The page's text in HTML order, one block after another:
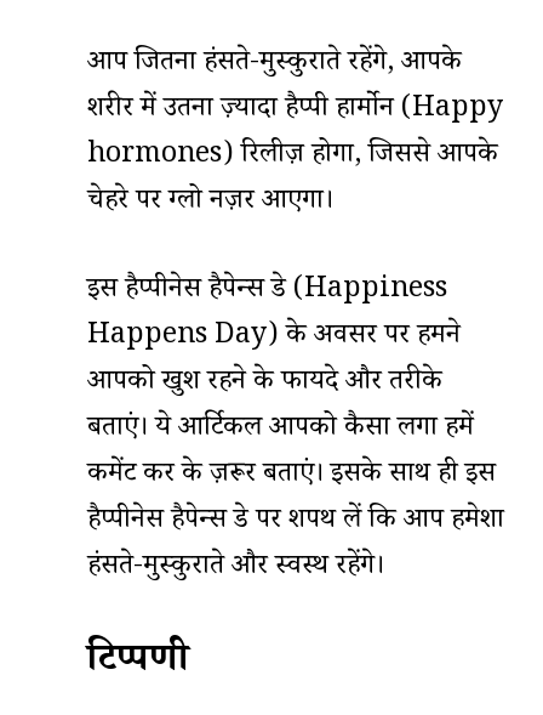
आप जितना हंसते-मुस्कुराते रहेंगे, आपके
शरीर में उतना ज़्यादा हैप्पी हार्मोन (Happy
hormones) रिलीज़ होगा, जिससे आपके
चेहरे पर ग्लो नज़र आएगा।
इस हैप्पीनेस हैपेन्स डे (Happiness
Happens Day) के अवसर पर हमने
आपको खुश रहने के फायदे और तरीके
बताएं। ये आर्टिकल आपको कैसा लगा हमें
कमेंट कर के ज़रूर बताएं। इसके साथ ही इस
हैप्पीनेस हैपेन्स डे पर शपथ लें कि आप हमेशा
हंसते-मुस्कुराते और स्वस्थ रहेंगे।
टिप्पणी